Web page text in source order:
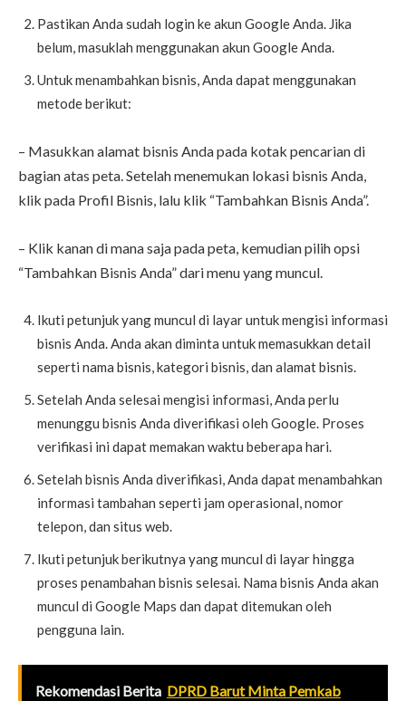
Pastikan Anda sudah login ke akun Google Anda. Jika
belum, masuklah menggunakan akun Google Anda.
Untuk menambahkan bisnis, Anda dapat menggunakan
metode berikut:
– Masukkan alamat bisnis Anda pada kotak pencarian di
bagian atas peta. Setelah menemukan lokasi bisnis Anda,
klik pada Profil Bisnis, lalu klik “Tambahkan Bisnis Anda”.
– Klik kanan di mana saja pada peta, kemudian pilih opsi
“Tambahkan Bisnis Anda” dari menu yang muncul.
Ikuti petunjuk yang muncul di layar untuk mengisi informasi
bisnis Anda. Anda akan diminta untuk memasukkan detail
seperti nama bisnis, kategori bisnis, dan alamat bisnis.
Setelah Anda selesai mengisi informasi, Anda perlu
menunggu bisnis Anda diverifikasi oleh Google. Proses
verifikasi ini dapat memakan waktu beberapa hari.
Setelah bisnis Anda diverifikasi, Anda dapat menambahkan
informasi tambahan seperti jam operasional, nomor
telepon, dan situs web.
Ikuti petunjuk berikutnya yang muncul di layar hingga
proses penambahan bisnis selesai. Nama bisnis Anda akan
muncul di Google Maps dan dapat ditemukan oleh
pengguna lain.
Rekomendasi Berita DPRD Barut Minta Pemkab